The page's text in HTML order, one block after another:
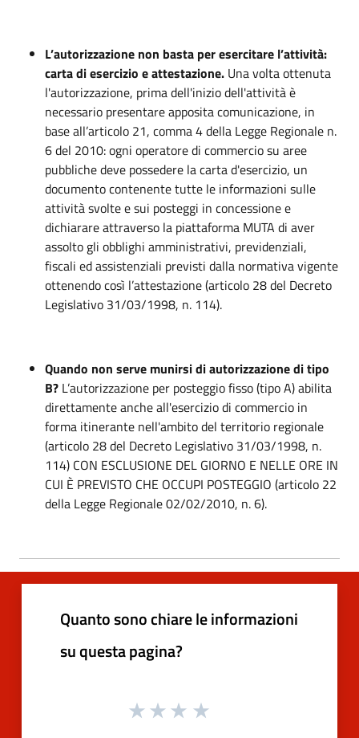
L’autorizzazione non basta per esercitare l’attività:
carta di esercizio e attestazione. Una volta ottenuta
l'autorizzazione, prima dell'inizio dell'attività è
necessario presentare apposita comunicazione, in
base all’articolo 21, comma 4 della Legge Regionale n.
6 del 2010: ogni operatore di commercio su aree
pubbliche deve possedere la carta d'esercizio, un
documento contenente tutte le informazioni sulle
attività svolte e sui posteggi in concessione e
dichiarare attraverso la piattaforma MUTA di aver
assolto gli obblighi amministrativi, previdenziali,
fiscali ed assistenziali previsti dalla normativa vigente
ottenendo così l’attestazione (articolo 28 del Decreto
Legislativo 31/03/1998, n. 114).
Quando non serve munirsi di autorizzazione di tipo
B? L’autorizzazione per posteggio fisso (tipo A) abilita
direttamente anche all'esercizio di commercio in
forma itinerante nell'ambito del territorio regionale
(articolo 28 del Decreto Legislativo 31/03/1998, n.
114) CON ESCLUSIONE DEL GIORNO E NELLE ORE IN
CUI È PREVISTO CHE OCCUPI POSTEGGIO (articolo 22
della Legge Regionale 02/02/2010, n. 6).
Quanto sono chiare le informazioni
su questa pagina?